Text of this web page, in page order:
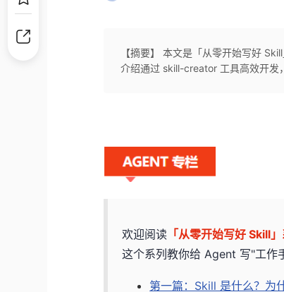
【摘要】 本文是「从零开始写好
介绍通过 skill-creator 工具高效开发
欢迎阅读 「从零开始写好 Skill
这个系列教你给 Agent 写"工作
第一篇：Skill 是什么？为